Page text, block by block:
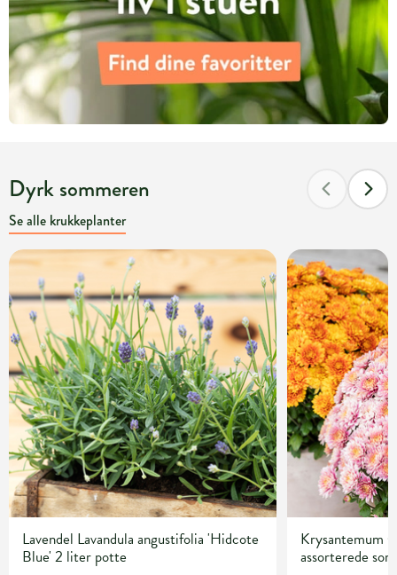
Dyrk sommeren
Se alle krukkeplanter
Lavendel Lavandula angustifolia 'Hidcote
Blue' 2 liter potte
Krysantemum
assorterede